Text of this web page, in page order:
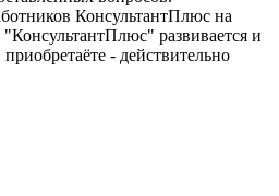
КонсультантПлюс на
развивается и
- действительно